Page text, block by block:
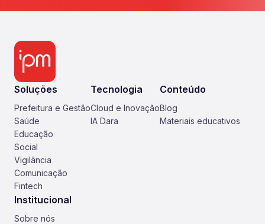
Soluções
Prefeitura e Gestão
Saúde
Educação
Social
Vigilância
Comunicação
Fintech
Tecnologia
Cloud e Inovação
IA Dara
Conteúdo
Blog
Materiais educativos
Institucional
Sobre nós